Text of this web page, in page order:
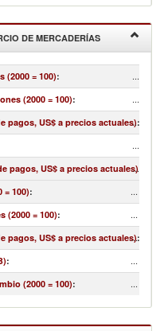
DE MERCADERÍAS
(2000 = 100): ...
(2000 = 100): ...
pagos, US$ a precios actuales):
...
...
pagos, US$ a precios actuales)
...
= 100): ...
(2000 = 100): ...
pagos, US$ a precios actuales):
...
: ...
(2000 = 100): ...